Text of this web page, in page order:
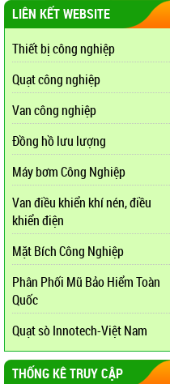
LIÊN KẾT WEBSITE
Thiết bị công nghiệp
Quạt công nghiệp
Van công nghiệp
Đồng hồ lưu lượng
Máy bơm Công Nghiệp
Van điều khiển khí nén, điều
khiển điện
Mặt Bích Công Nghiệp
Phân Phối Mũ Bảo Hiểm Toàn
Quốc
Quạt sò Innotech-Việt Nam
THỐNG KÊ TRUY CẬP